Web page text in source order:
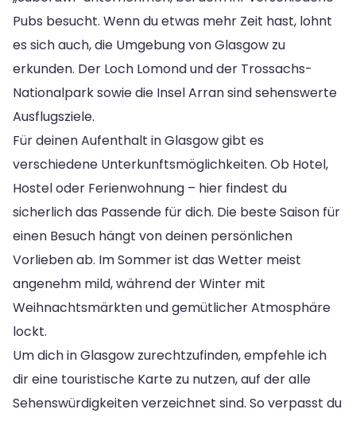
Pubs besucht. Wenn du etwas mehr Zeit hast, lohnt
es sich auch, die Umgebung von Glasgow zu
erkunden. Der Loch Lomond und der Trossachs-
Nationalpark sowie die Insel Arran sind sehenswerte
Ausflugsziele.
Für deinen Aufenthalt in Glasgow gibt es
verschiedene Unterkunftsmöglichkeiten. Ob Hotel,
Hostel oder Ferienwohnung – hier findest du
sicherlich das Passende für dich. Die beste Saison für
einen Besuch hängt von deinen persönlichen
Vorlieben ab. Im Sommer ist das Wetter meist
angenehm mild, während der Winter mit
Weihnachtsmärkten und gemütlicher Atmosphäre
lockt.
Um dich in Glasgow zurechtzufinden, empfehle ich
dir eine touristische Karte zu nutzen, auf der alle
Sehenswürdigkeiten verzeichnet sind. So verpasst du